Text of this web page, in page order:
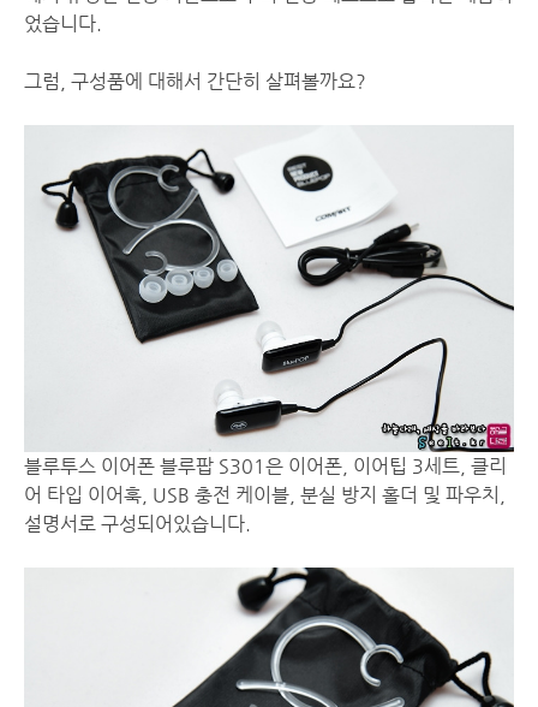
었습니다.
그럼, 구성품에 대해서 간단히 살펴볼까요?
블루투스 이어폰 블루팝 S301은 이어폰, 이어팁 3세트, 클리
어 타입 이어훅, USB 충전 케이블, 분실 방지 홀더 및 파우치,
설명서로 구성되어있습니다.